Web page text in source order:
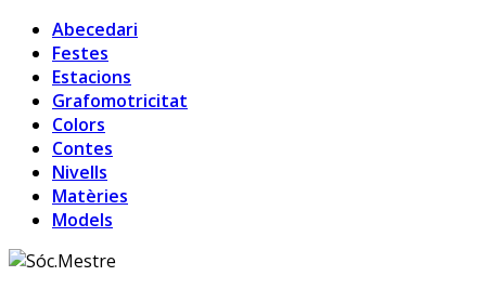
Abecedari
Festes
Estacions
Grafomotricitat
Colors
Contes
Nivells
Matèries
Models